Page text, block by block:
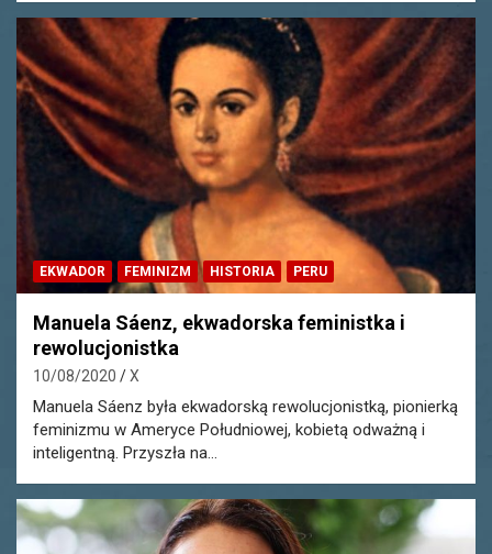
EKWADOR FEMINIZM HISTORIA PERU
Manuela Sáenz, ekwadorska feministka i
rewolucjonistka
10/08/2020 X
Manuela Sáenz była ekwadorską rewolucjonistką, pionierką
feminizmu w Ameryce Południowej, kobietą odważną i
inteligentną. Przyszła na…